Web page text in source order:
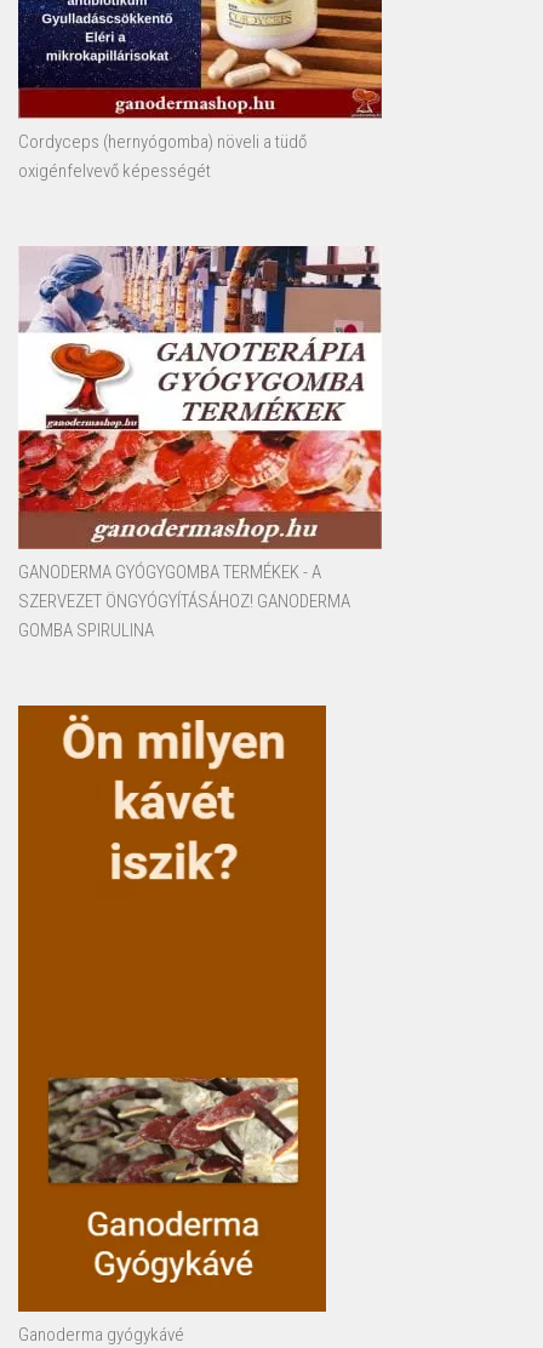
Cordyceps (hernyógomba) növeli a tüdő
oxigénfelvevő képességét
GANODERMA GYÓGYGOMBA TERMÉKEK - A
SZERVEZET ÖNGYÓGYÍTÁSÁHOZ! GANODERMA
GOMBA SPIRULINA
Ganoderma gyógykávé